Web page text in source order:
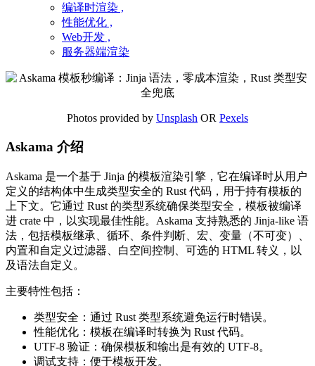
编译时渲染 ,
性能优化 ,
Web开发 ,
服务器端渲染
Photos provided by Unsplash OR Pexels
Askama 介绍
Askama 是一个基于 Jinja 的模板渲染引擎，它在编译时从用户
定义的结构体中生成类型安全的 Rust 代码，用于持有模板的
上下文。它通过 Rust 的类型系统确保类型安全，模板被编译
进 crate 中，以实现最佳性能。Askama 支持熟悉的 Jinja-like 语
法，包括模板继承、循环、条件判断、宏、变量（不可变）、
内置和自定义过滤器、白空间控制、可选的 HTML 转义，以
及语法自定义。
主要特性包括：
类型安全：通过 Rust 类型系统避免运行时错误。
性能优化：模板在编译时转换为 Rust 代码。
UTF-8 验证：确保模板和输出是有效的 UTF-8。
调试支持：便于模板开发。